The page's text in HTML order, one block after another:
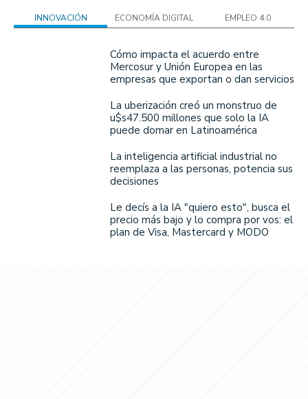
INNOVACIÓN ECONOMÍA DIGITAL EMPLEO 4.0
Cómo impacta el acuerdo entre
Mercosur y Unión Europea en las
empresas que exportan o dan servicios
La uberización creó un monstruo de
u$s47.500 millones que solo la IA
puede domar en Latinoamérica
La inteligencia artificial industrial no
reemplaza a las personas, potencia sus
decisiones
Le decís a la IA "quiero esto", busca el
precio más bajo y lo compra por vos: el
plan de Visa, Mastercard y MODO